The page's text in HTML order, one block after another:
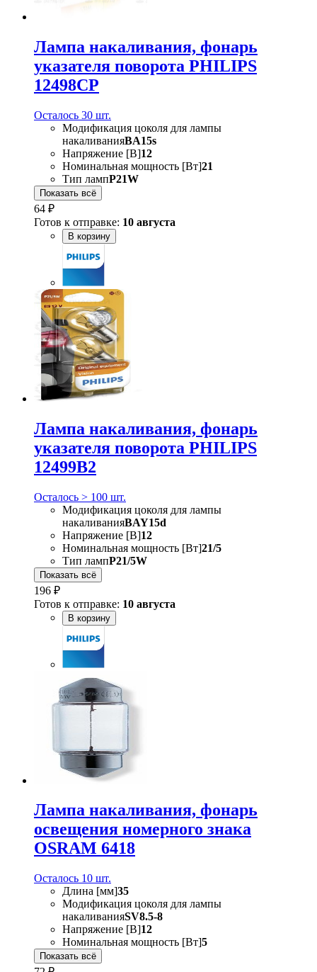
Лампа накаливания, фонарь
указателя поворота PHILIPS
12498CP
Осталось 30 шт.
Модификация цоколя для лампы
накаливанияBA15s
Напряжение [В]12
Номинальная мощность [Вт]21
Тип лампP21W
Показать всё
64 ₽
Готов к отправке: 10 августа
В корзину
Лампа накаливания, фонарь
указателя поворота PHILIPS
12499B2
Осталось > 100 шт.
Модификация цоколя для лампы
накаливанияBAY15d
Напряжение [В]12
Номинальная мощность [Вт]21/5
Тип лампP21/5W
Показать всё
196 ₽
Готов к отправке: 10 августа
В корзину
Лампа накаливания, фонарь
освещения номерного знака
OSRAM 6418
Осталось 10 шт.
Длина [мм]35
Модификация цоколя для лампы
накаливанияSV8.5-8
Напряжение [В]12
Номинальная мощность [Вт]5
Показать всё